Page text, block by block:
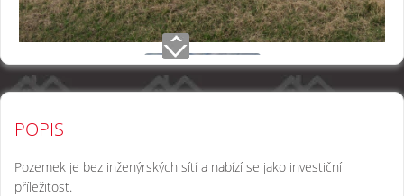
POPIS
Pozemek je bez inženýrských sítí a nabízí se jako investiční
příležitost.